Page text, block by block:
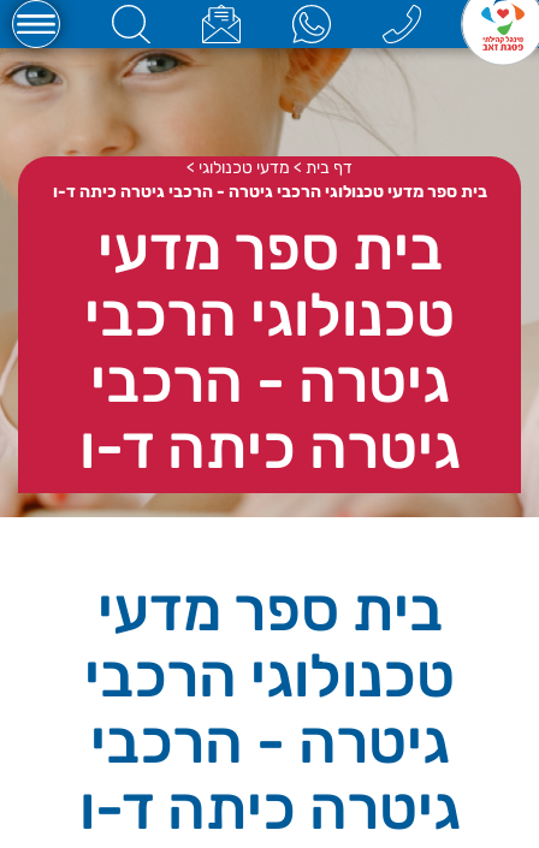
דף בית > מדעי טכנולוגי >
בית ספר מדעי טכנולוגי הרכבי גיטרה - הרכבי גיטרה כיתה ד-ו
בית ספר מדעי
טכנולוגי הרכבי
גיטרה - הרכבי
גיטרה כיתה ד-ו
בית ספר מדעי
טכנולוגי הרכבי
גיטרה - הרכבי
גיטרה כיתה ד-ו